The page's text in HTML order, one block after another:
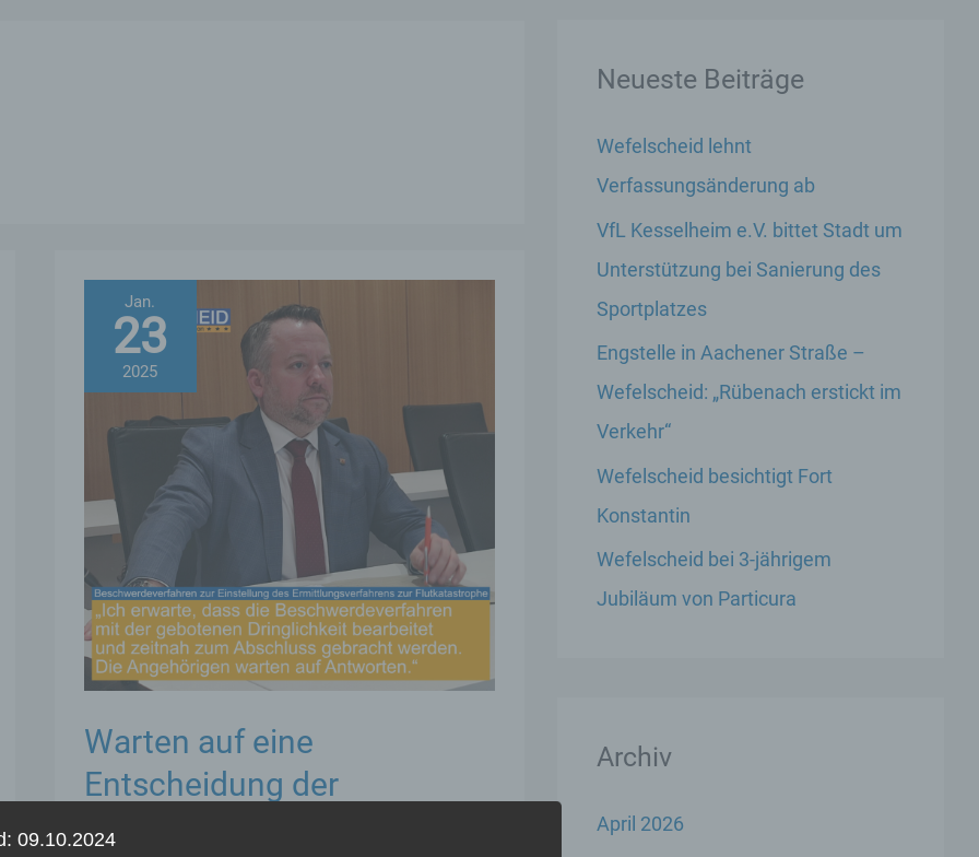
Jan.
23
2025
Warten auf eine
Entscheidung der
Generalstaatsanwaltschaft
Neueste Beiträge
Wefelscheid lehnt
Verfassungsänderung ab
VfL Kesselheim e.V. bittet Stadt um
Unterstützung bei Sanierung des
Sportplatzes
Engstelle in Aachener Straße –
Wefelscheid: „Rübenach erstickt im
Verkehr“
Wefelscheid besichtigt Fort
Konstantin
Wefelscheid bei 3-jährigem
Jubiläum von Particura
Archiv
April 2026
09.10.2024